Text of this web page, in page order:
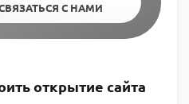
С НАМИ
открытие сайта